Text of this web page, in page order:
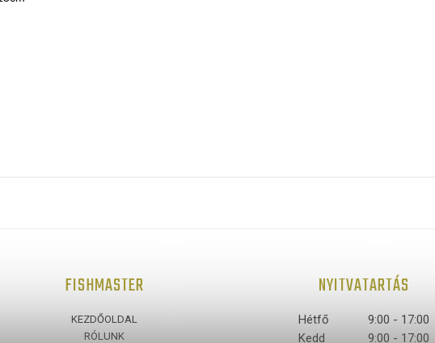
FISHMASTER
KEZDŐOLDAL
RÓLUNK
NYITVATARTÁS
Hétfő
9:00 - 17:00
Kedd
9:00 - 17:00